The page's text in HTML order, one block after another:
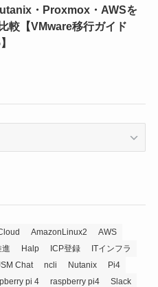
・Proxmox・AWSを
較【VMware移行ガイド
AmazonLinux2
AWS
進 Halp ICP登録
ITインフラ
Chat ncli Nutanix
Pi4
pi 4 raspberry pi4
Slack